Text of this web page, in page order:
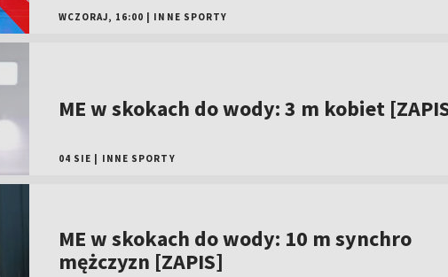
WCZORAJ, 16:00 INNE SPORTY
ME w skokach do wody: 3 m kobiet
04 SIE INNE SPORTY
ME w skokach do wody: 10 m synchro
mężczyzn [ZAPIS]